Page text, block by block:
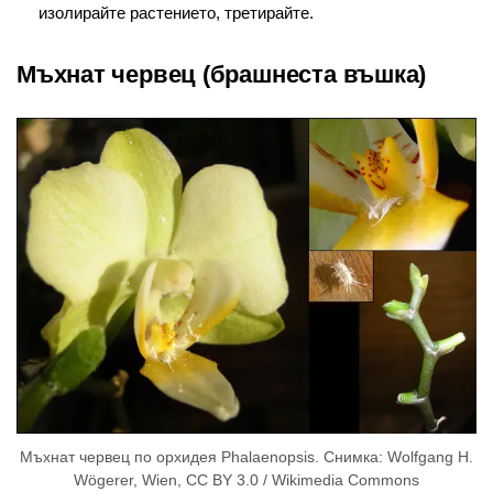
изолирайте растението, третирайте.
Мъхнат червец (брашнеста въшка)
Мъхнат червец по орхидея Phalaenopsis. Снимка: Wolfgang H.
Wögerer, Wien, CC BY 3.0 / Wikimedia Commons